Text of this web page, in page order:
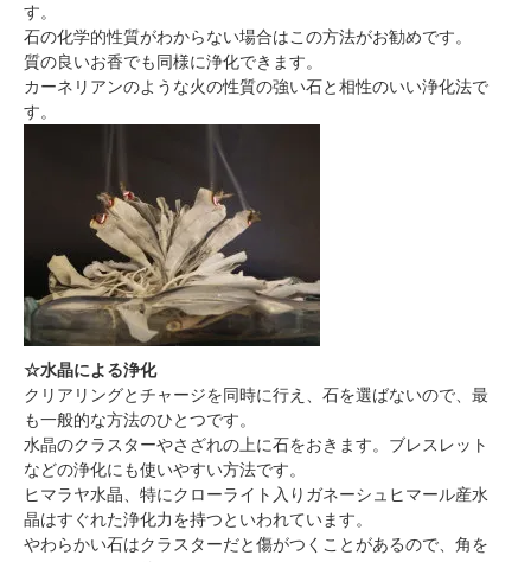
す。
石の化学的性質がわからない場合はこの方法がお勧めです。
質の良いお香でも同様に浄化できます。
カーネリアンのような火の性質の強い石と相性のいい浄化法で
す。
☆水晶による浄化
クリアリングとチャージを同時に行え、石を選ばないので、最
も一般的な方法のひとつです。
水晶のクラスターやさざれの上に石をおきます。ブレスレット
などの浄化にも使いやすい方法です。
ヒマラヤ水晶、特にクローライト入りガネーシュヒマール産水
晶はすぐれた浄化力を持つといわれています。
やわらかい石はクラスターだと傷がつくことがあるので、角を